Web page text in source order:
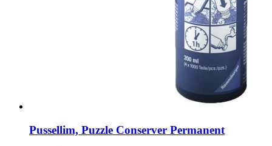
Pussellim, Puzzle Conserver Permanent